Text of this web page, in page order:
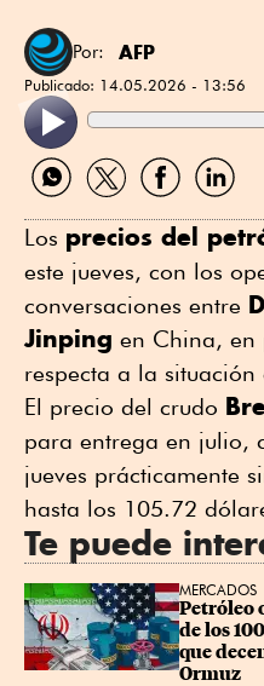
Por: AFP
Publicado: 14.05.2026 - 13:56
Compartir
por
Compartir
por
Compartir
por
Compartir
por
Los precios del
este jueves, con los
conversaciones entre
Jinping en China, en
respecta a la
El precio del crudo
para entrega en julio,
jueves prácticamente
hasta los 105.72
Te puede
MERCADOS
Petróleo
de los
que
Ormuz